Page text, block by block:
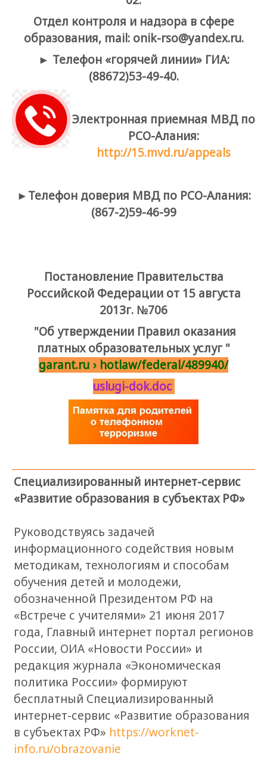
Отдел контроля и надзора в сфере
образования, mail: onik-rso@yandex.ru.
► Телефон «горячей линии» ГИА:
(88672)53-49-40.
Электронная приемная МВД по
РСО-Алания:
http://15.mvd.ru/appeals
►Телефон доверия МВД по РСО-Алания:
(867-2)59-46-99
Постановление Правительства
Российской Федерации от 15 августа
2013г. №706
"Об утверждении Правил оказания
платных образовательных услуг "
garant.ru › hotlaw/federal/489940/
uslugi-dok.doc
Специализированный интернет-сервис
«Развитие образования в субъектах РФ»
Руководствуясь задачей
информационного содействия новым
методикам, технологиям и способам
обучения детей и молодежи,
обозначенной Президентом РФ на
«Встрече с учителями» 21 июня 2017
года, Главный интернет портал регионов
России, ОИА «Новости России» и
редакция журнала «Экономическая
политика России» формируют
бесплатный Специализированный
интернет-сервис «Развитие образования
в субъектах РФ» https://worknet-
info.ru/obrazovanie